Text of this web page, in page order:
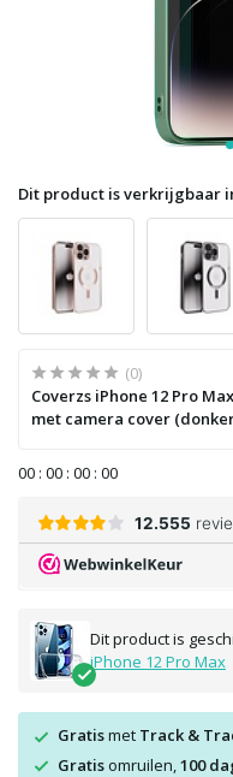
Dit product is verkrijgbaar
(0)
Coverzs iPhone 12 Pro
met camera cover
00 : 00 : 00 : 00
Dit product is
iPhone 12 Pro Max
Gratismet Track &
Gratisomruilen, 100